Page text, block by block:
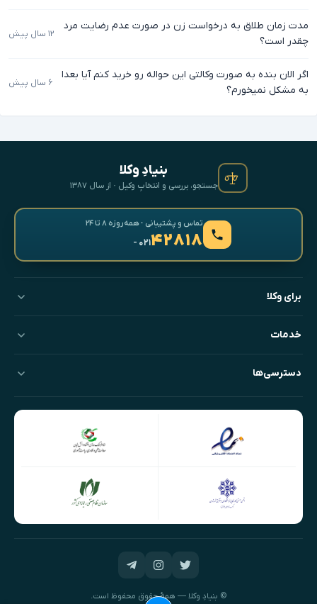
مدت زمان طلاق به درخواست زن در صورت عدم رضایت مرد
چقدر است؟
۱۲ سال پیش
اگر الان بنده به صورت وکالتی این حواله رو خرید کنم آیا بعدا
به مشکل نمیخورم؟
۶ سال پیش
بنیادِ وکلا
جستجو، بررسی و انتخابِ وکیل · از سال ۱۳۸۷
تماس و پشتیبانی · همه‌روزه ۸ تا ۲۴
۴۲۸۱۸- ۰۲۱
برای وکلا
خدمات
دسترسی‌ها
© بنیادِ وکلا — همهٔ حقوق محفوظ است.